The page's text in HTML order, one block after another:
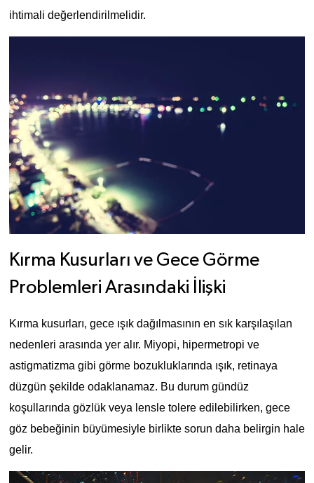
ihtimali değerlendirilmelidir.
Kırma Kusurları ve Gece Görme
Problemleri Arasındaki İlişki
Kırma kusurları, gece ışık dağılmasının en sık karşılaşılan
nedenleri arasında yer alır. Miyopi, hipermetropi ve
astigmatizma gibi görme bozukluklarında ışık, retinaya
düzgün şekilde odaklanamaz. Bu durum gündüz
koşullarında gözlük veya lensle tolere edilebilirken, gece
göz bebeğinin büyümesiyle birlikte sorun daha belirgin hale
gelir.